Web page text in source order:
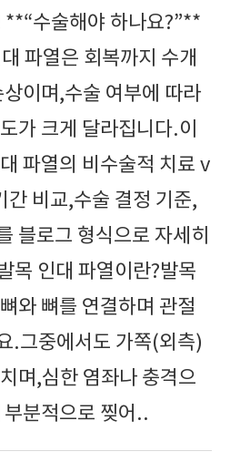
**“수술해야 하나요?”**
파열은 회복까지 수개
이며,수술 여부에 따라
가 크게 달라집니다.이
파열의 비수술적 치료 v
간 비교,수술 결정 기준,
블로그 형식으로 자세히
목 인대 파열이란?발목
와 뼈를 연결하며 관절
.그중에서도 가쪽(외측)
며,심한 염좌나 충격으
분적으로 찢어..